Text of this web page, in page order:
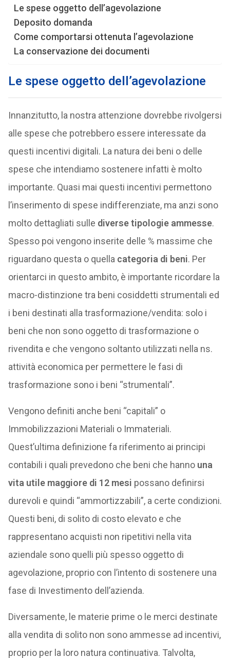
Le spese oggetto dell’agevolazione
Deposito domanda
Come comportarsi ottenuta l’agevolazione
La conservazione dei documenti
Le spese oggetto dell’agevolazione
Innanzitutto, la nostra attenzione dovrebbe rivolgersi
alle spese che potrebbero essere interessate da
questi incentivi digitali. La natura dei beni o delle
spese che intendiamo sostenere infatti è molto
importante. Quasi mai questi incentivi permettono
l’inserimento di spese indifferenziate, ma anzi sono
molto dettagliati sulle diverse tipologie ammesse.
Spesso poi vengono inserite delle % massime che
riguardano questa o quella categoria di beni. Per
orientarci in questo ambito, è importante ricordare la
macro-distinzione tra beni cosiddetti strumentali ed
i beni destinati alla trasformazione/vendita: solo i
beni che non sono oggetto di trasformazione o
rivendita e che vengono soltanto utilizzati nella ns.
attività economica per permettere le fasi di
trasformazione sono i beni “strumentali”.
Vengono definiti anche beni “capitali” o
Immobilizzazioni Materiali o Immateriali.
Quest’ultima definizione fa riferimento ai principi
contabili i quali prevedono che beni che hannouna
vita utile maggiore di 12 mesi possano definirsi
durevoli e quindi “ammortizzabili”, a certe condizioni.
Questi beni, di solito di costo elevato e che
rappresentano acquisti non ripetitivi nella vita
aziendale sono quelli più spesso oggetto di
agevolazione, proprio con l’intento di sostenere una
fase di Investimento dell’azienda.
Diversamente, le materie prime o le merci destinate
alla vendita di solito non sono ammesse ad incentivi,
proprio per la loro natura continuativa. Talvolta,